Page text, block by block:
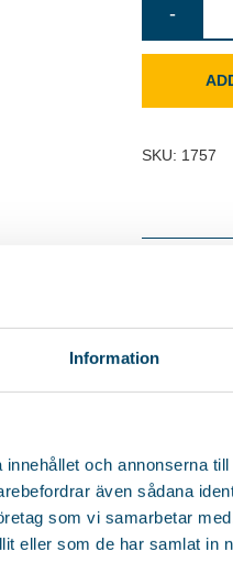
Information
och annonserna
även sådana
som vi samarbetar
eller som de har samlat in
-
SKU: 1757